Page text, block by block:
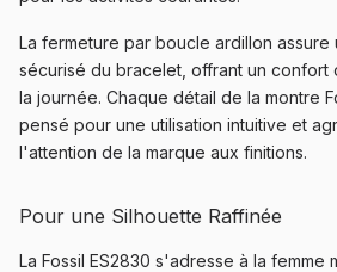
La fermeture par boucle ardillon assure
sécurisé du bracelet, offrant un confort
la journée. Chaque détail de la montre
pensé pour une utilisation intuitive et
l'attention de la marque aux finitions.
Pour une Silhouette Raffinée
La Fossil ES2830 s'adresse à la femme